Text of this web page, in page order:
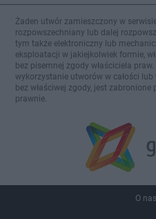
Żaden utwór zamieszczony w
rozpowszechniany lub dalej
tym także elektroniczny lub
eksploatacji w jakiejkolwiek formie,
bez pisemnej zgody właściciela
wykorzystanie utworów w całości
bez właściwej zgody, jest
prawnie.
O nas